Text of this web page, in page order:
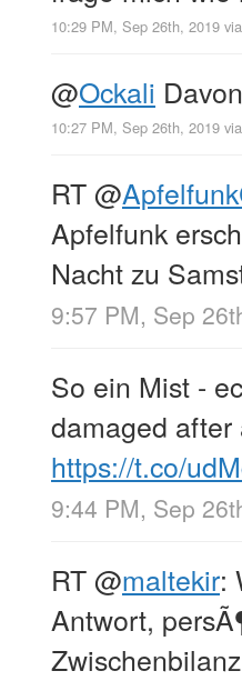
10:29 PM, Sep 26th, 2019 via
@Ockali
10:27 PM, Sep 26th, 2019 via
RT@
Apfelfunk
Nacht zu
9:57 PM, Sep
So ein Mist -
damaged
https://t.co/
9:44 PM, Sep
RT@maltekir:
Antwort,